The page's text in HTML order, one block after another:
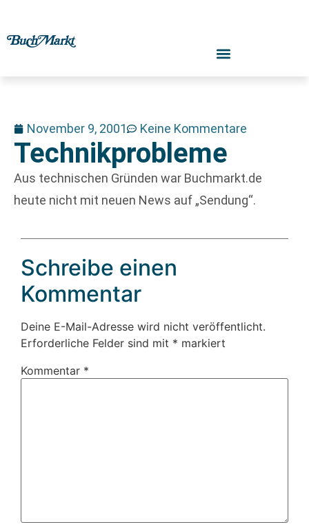
November 9, 2001 Keine Kommentare
Technikprobleme
Aus technischen Gründen war Buchmarkt.de
heute nicht mit neuen News auf „Sendung“.
Schreibe einen
Kommentar
Deine E-Mail-Adresse wird nicht veröffentlicht.
Erforderliche Felder sind mit * markiert
Kommentar *